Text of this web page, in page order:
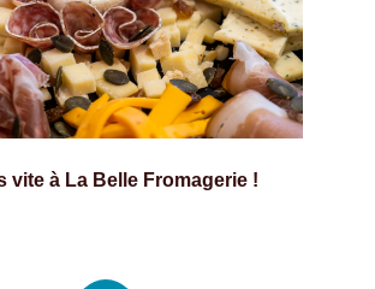
vite à La Belle Fromagerie !